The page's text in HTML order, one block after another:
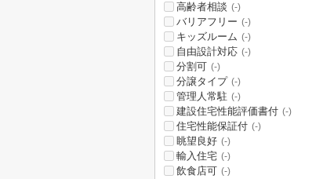
高齢者相談 (-)
バリアフリー (-)
キッズルーム (-)
自由設計対応 (-)
分割可 (-)
分譲タイプ (-)
管理人常駐 (-)
建設住宅性能評価書付 (-)
住宅性能保証付 (-)
眺望良好 (-)
輸入住宅 (-)
飲食店可 (-)